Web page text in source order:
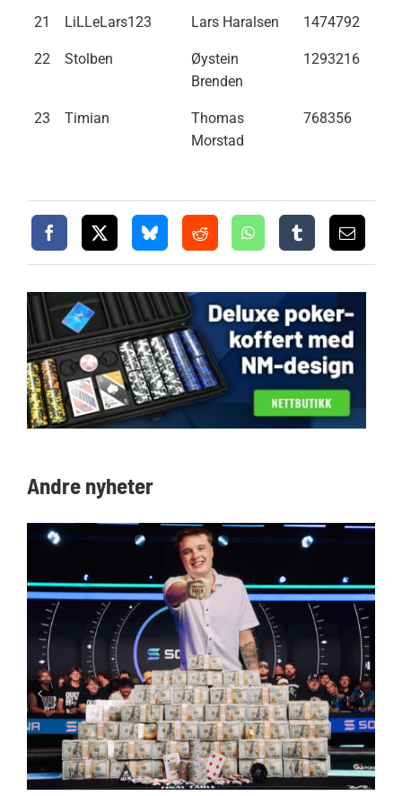
21 LiLLeLars123 Lars Haralsen 1474792
22 Stolben
Øystein
Brenden
1293216
23 Timian
Thomas
Morstad
768356
Andre nyheter